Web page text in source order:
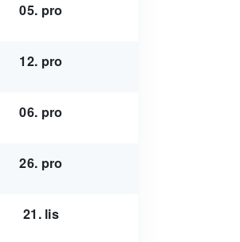
05. pro
12. pro
06. pro
26. pro
21. lis